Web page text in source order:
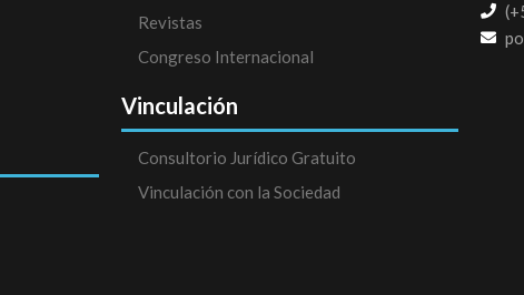
Revistas
Congreso Internacional
Vinculación
Consultorio Jurídico Gratuito
Vinculación con la Sociedad